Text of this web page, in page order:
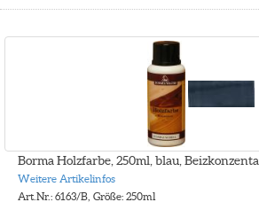
Borma Holzfarbe, 250ml, blau,
Weitere Artikelinfos
Art.Nr.: 6163/B, Größe: 250ml